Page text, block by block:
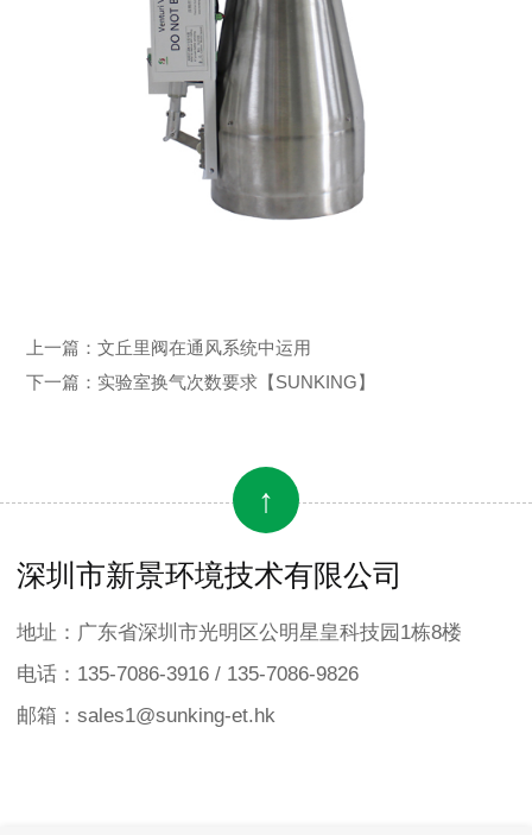
上一篇： 文丘里阀在通风系统中运用
下一篇： 实验室换气次数要求【SUNKING】
↑
深圳市新景环境技术有限公司
地址：广东省深圳市光明区公明星皇科技园1栋8楼
电话：135-7086-3916 / 135-7086-9826
邮箱：sales1@sunking-et.hk